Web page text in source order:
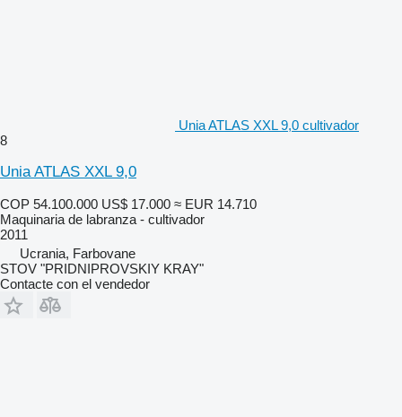
Unia ATLAS XXL 9,0 cultivador
8
Unia ATLAS XXL 9,0
COP 54.100.000 US$ 17.000 ≈ EUR 14.710
Maquinaria de labranza - cultivador
2011
Ucrania, Farbovane
STOV "PRIDNIPROVSKIY KRAY"
Contacte con el vendedor